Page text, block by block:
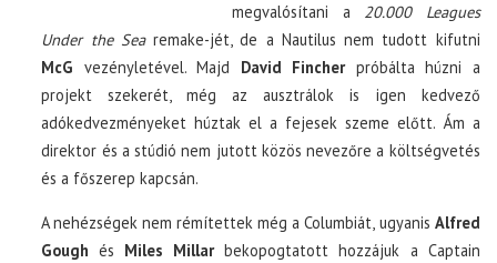
megvalósítani a 20.000 Leagues
Under the Searemake-jét, de a Nautilus nem tudott kifutni
McG vezényletével. Majd David Fincherpróbálta húzni a
projekt szekerét, még az ausztrálok is igen kedvező
adókedvezményeket húztak el a fejesek szeme előtt. Ám a
direktor és a stúdió nem jutott közös nevezőre a költségvetés
és a főszerep kapcsán.
A nehézségek nem rémítettek még a Columbiát, ugyanis Alfred
Gough és Miles Millarbekopogtatott hozzájuk a Captain